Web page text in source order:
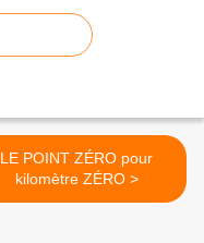
LE POINT ZÉRO pour
kilomètre ZÉRO >